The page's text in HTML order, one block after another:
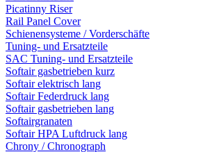
Picatinny Riser
Rail Panel Cover
Schienensysteme / Vorderschäfte
Tuning- und Ersatzteile
SAC Tuning- und Ersatzteile
Softair gasbetrieben kurz
Softair elektrisch lang
Softair Federdruck lang
Softair gasbetrieben lang
Softairgranaten
Softair HPA Luftdruck lang
Chrony / Chronograph